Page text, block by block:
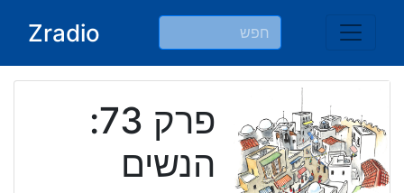
Zradio
פרק 73:
הנשים